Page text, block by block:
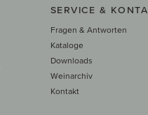
SERVICE &
Fragen & Antworten
Kataloge
Downloads
Weinarchiv
Kontakt